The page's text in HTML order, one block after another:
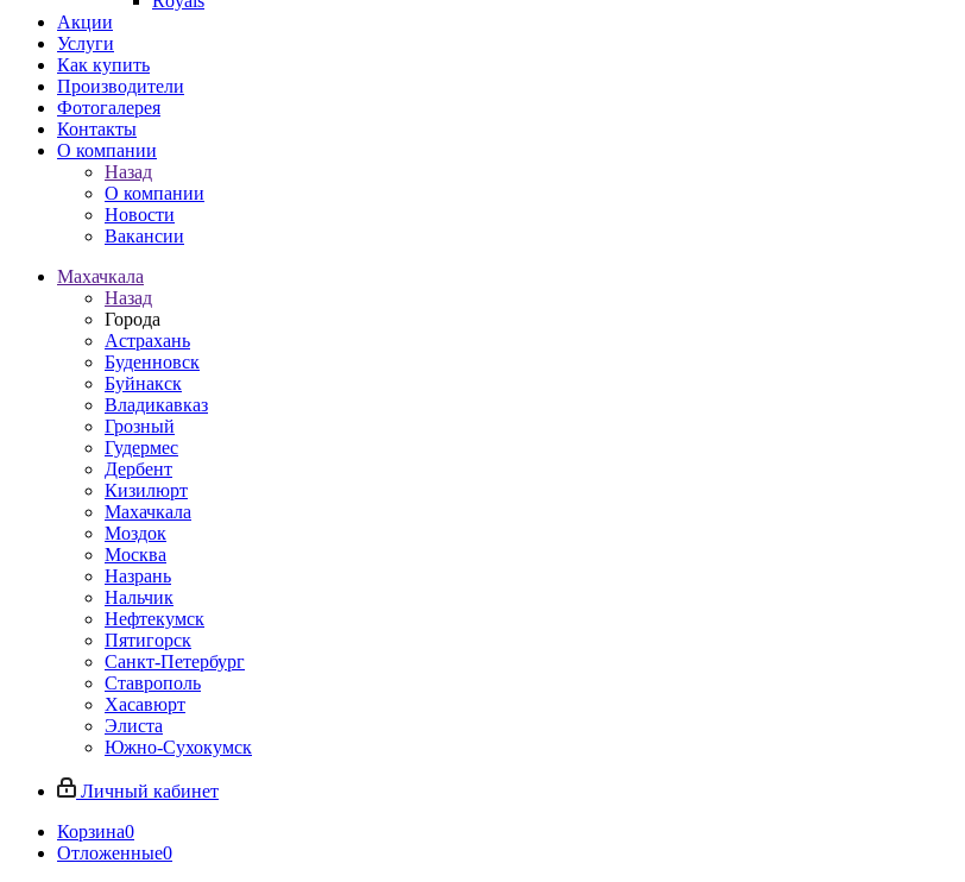
Акции
Услуги
Как купить
Производители
Фотогалерея
Контакты
О компании
Назад
О компании
Новости
Вакансии
Махачкала
Назад
Города
Астрахань
Буденновск
Буйнакск
Владикавказ
Грозный
Гудермес
Дербент
Кизилюрт
Махачкала
Моздок
Москва
Назрань
Нальчик
Нефтекумск
Пятигорск
Санкт-Петербург
Ставрополь
Хасавюрт
Элиста
Южно-Сухокумск
Личный кабинет
Корзина0
Отложенные0